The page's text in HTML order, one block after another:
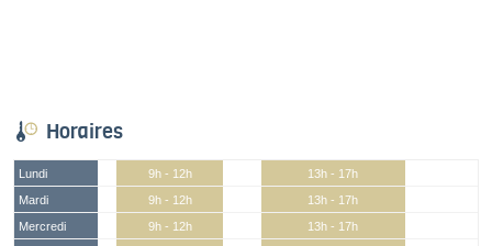
Horaires
Lundi 9h - 12h
13h - 17h
Mardi
9h - 12h
13h - 17h
Mercredi
9h - 12h
13h - 17h